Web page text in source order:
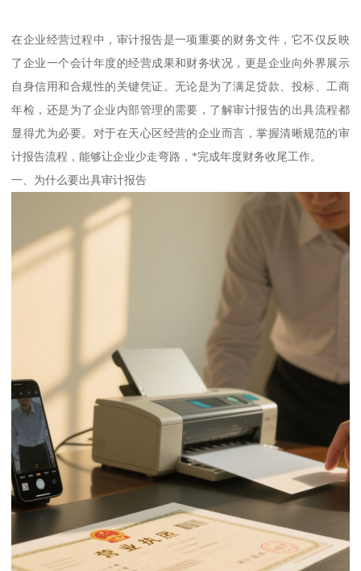
在企业经营过程中，审计报告是一项重要的财务文件，它不仅反映
了企业一个会计年度的经营成果和财务状况，更是企业向外界展示
自身信用和合规性的关键凭证。无论是为了满足贷款、投标、工商
年检，还是为了企业内部管理的需要，了解审计报告的出具流程都
显得尤为必要。对于在天心区经营的企业而言，掌握清晰规范的审
计报告流程，能够让企业少走弯路，*完成年度财务收尾工作。
一、为什么要出具审计报告